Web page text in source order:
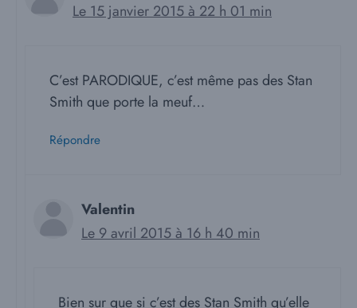
Le 15 janvier 2015 à 22 h 01 min
C’est PARODIQUE, c’est même pas des Stan
Smith que porte la meuf…
Répondre
Valentin
Le 9 avril 2015 à 16 h 40 min
Bien sur que si c’est des Stan Smith qu’elle